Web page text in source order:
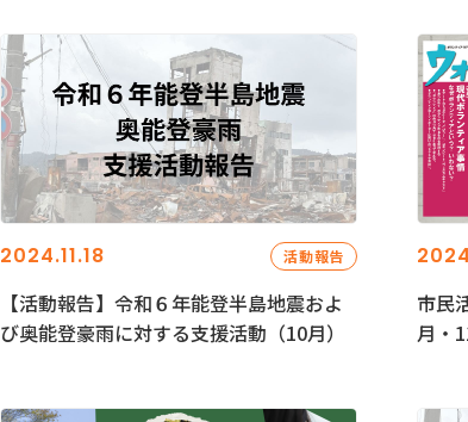
2024.11.18 活動報告
【活動報告】令和６年能登半島地震およ
び奥能登豪雨に対する支援活動（10月）
市民
月・